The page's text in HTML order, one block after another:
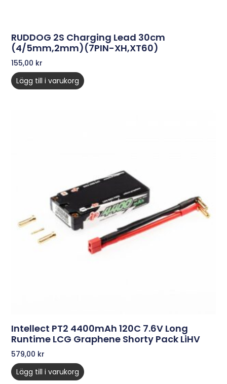
RUDDOG 2S Charging Lead 30cm
(4/5mm,2mm)(7PIN-XH,XT60)
155,00 kr
Lägg till i varukorg
Intellect PT2 4400mAh 120C 7.6V Long
Runtime LCG Graphene Shorty Pack LiHV
579,00 kr
Lägg till i varukorg